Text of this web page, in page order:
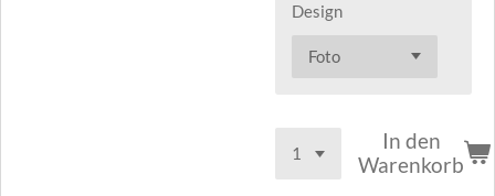
Design
In den
Warenkorb